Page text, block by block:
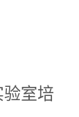
验室培